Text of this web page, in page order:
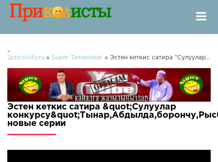
-
2pricolisty.ru » Super Tamashalar » Эстен кеткис сатира "Сулуулар конкурсу"Тынар,Абдылда,борончу,Рысбек,Куба,Нарынбек//
Эстен кеткис сатира &quot;Сулуулар
новые серии